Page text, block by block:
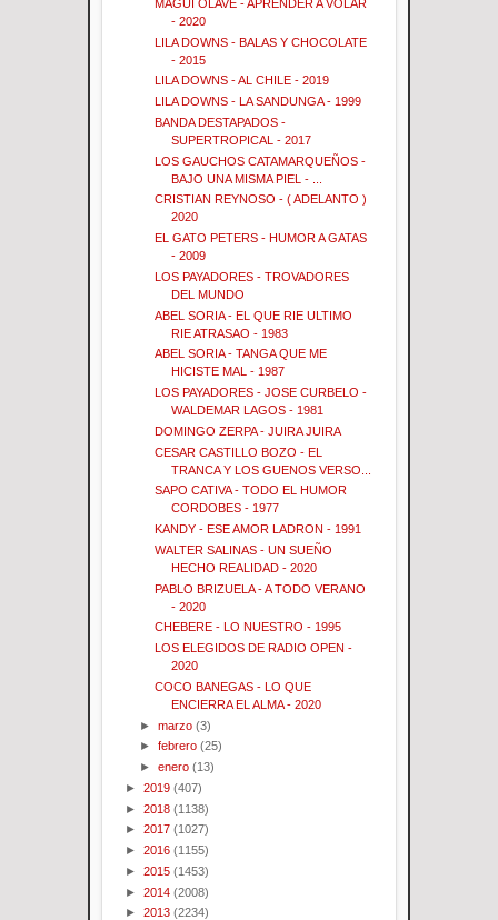
MAGUI OLAVE - APRENDER A VOLAR
- 2020
LILA DOWNS - BALAS Y CHOCOLATE
- 2015
LILA DOWNS - AL CHILE - 2019
LILA DOWNS - LA SANDUNGA - 1999
BANDA DESTAPADOS -
SUPERTROPICAL - 2017
LOS GAUCHOS CATAMARQUEÑOS -
BAJO UNA MISMA PIEL - ...
CRISTIAN REYNOSO - ( ADELANTO )
2020
EL GATO PETERS - HUMOR A GATAS
- 2009
LOS PAYADORES - TROVADORES
DEL MUNDO
ABEL SORIA - EL QUE RIE ULTIMO
RIE ATRASAO - 1983
ABEL SORIA - TANGA QUE ME
HICISTE MAL - 1987
LOS PAYADORES - JOSE CURBELO -
WALDEMAR LAGOS - 1981
DOMINGO ZERPA - JUIRA JUIRA
CESAR CASTILLO BOZO - EL
TRANCA Y LOS GUENOS VERSO...
SAPO CATIVA - TODO EL HUMOR
CORDOBES - 1977
KANDY - ESE AMOR LADRON - 1991
WALTER SALINAS - UN SUEÑO
HECHO REALIDAD - 2020
PABLO BRIZUELA - A TODO VERANO
- 2020
CHEBERE - LO NUESTRO - 1995
LOS ELEGIDOS DE RADIO OPEN -
2020
COCO BANEGAS - LO QUE
ENCIERRA EL ALMA - 2020
►marzo (3)
►febrero (25)
►enero (13)
► 2019 (407)
► 2018 (1138)
► 2017 (1027)
► 2016 (1155)
► 2015 (1453)
► 2014 (2008)
► 2013 (2234)